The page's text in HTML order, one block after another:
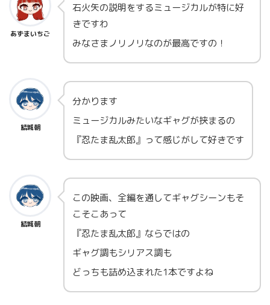
あずまいちご
石火矢の説明をするミュージカルが特に好
きですわ
みなさまノリノリなのが最高ですの！
結城朝
分かります
ミュージカルみたいなギャグが挟まるの
『忍たま乱太郎』って感じがして好きです
結城朝
この映画、全編を通してギャグシーンもそ
こそこあって
『忍たま乱太郎』ならではの
ギャグ調もシリアス調も
どっちも詰め込まれた1本ですよね